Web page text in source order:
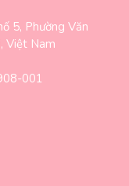
5, Phường Văn
Việt Nam
001